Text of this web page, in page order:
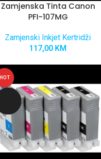
Zamjenska Tinta Canon
PFI-107MG
Zamjenski Inkjet Kertridži
117,00 KM
HOT